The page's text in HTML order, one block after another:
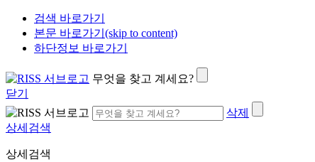
검색 바로가기
본문 바로가기(skip to content)
하단정보 바로가기
무엇을 찾고 계세요?
닫기
삭제
상세검색
상세검색